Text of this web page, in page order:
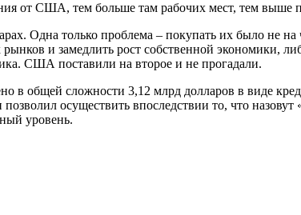
от США, тем больше там рабочих мест, тем выше
Одна только проблема – покупать их было не
и замедлить рост собственной экономики,
США поставили на второе и не прогадали.
в общей сложности 3,12 млрд долларов в виде
осуществить впоследствии то, что назовут
уровень.